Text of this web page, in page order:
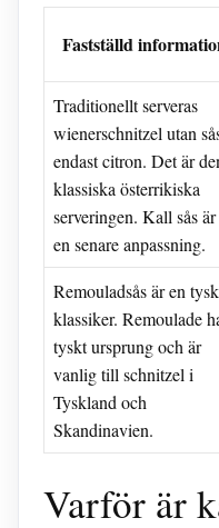
Fastställd
Traditionellt serveras
wienerschnitzel utan
endast citron. Det är
klassiska österrikiska
serveringen. Kall sås är
en senare anpassning.
Remouladsås är en tysk
klassiker. Remoulade
tyskt ursprung och är
vanlig till schnitzel i
Tyskland och
Skandinavien.
Varför är